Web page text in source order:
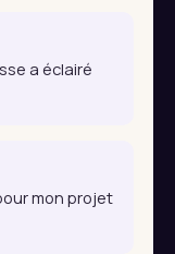
a éclairé
mon projet